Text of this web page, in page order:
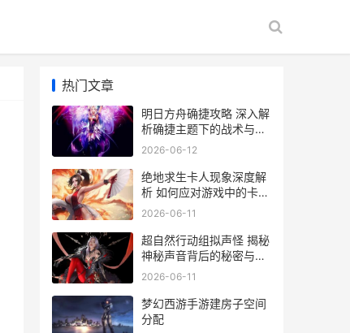
热门文章
明日方舟确捷攻略 深入解
析确捷主题下的战术与策
略
2026-06-12
绝地求生卡人现象深度解
析 如何应对游戏中的卡顿
问题
2026-06-11
超自然行动组拟声怪 揭秘
神秘声音背后的秘密与设
备选购指南
2026-06-11
梦幻西游手游建房子空间
分配